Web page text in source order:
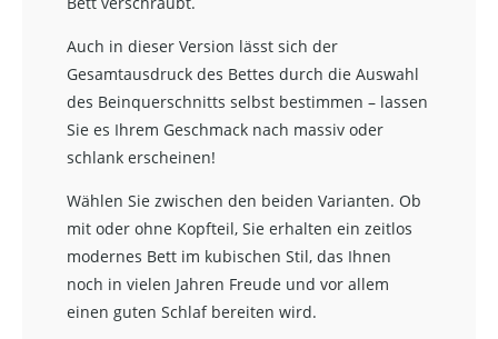
Auch in dieser Version lässt sich der
Gesamtausdruck des Bettes durch die Auswahl
des Beinquerschnitts selbst bestimmen – lassen
Sie es Ihrem Geschmack nach massiv oder
schlank erscheinen!
Wählen Sie zwischen den beiden Varianten. Ob
mit oder ohne Kopfteil, Sie erhalten ein zeitlos
modernes Bett im kubischen Stil, das Ihnen
noch in vielen Jahren Freude und vor allem
einen guten Schlaf bereiten wird.